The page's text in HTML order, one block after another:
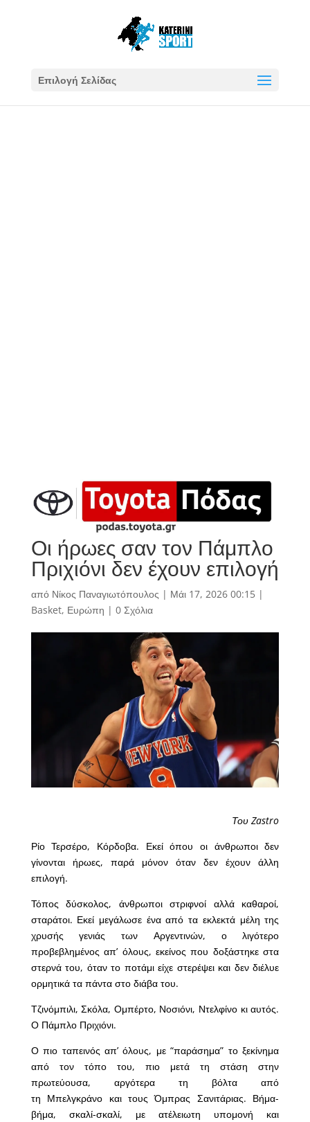
Επιλογή Σελίδας
Οι ήρωες σαν τον Πάμπλο
Πριχιόνι δεν έχουν επιλογή
από Νίκος Παναγιωτόπουλος | Μάι 17, 2026 00:15|
Basket, Ευρώπη | 0 Σχόλια
Του Zastro
Ρίο Τερσέρο, Κόρδοβα. Εκεί όπου οι άνθρωποι δεν
γίνονται ήρωες, παρά μόνον όταν δεν έχουν άλλη
επιλογή.
Τόπος δύσκολος, άνθρωποι στριφνοί αλλά καθαροί,
σταράτοι. Εκεί μεγάλωσε ένα από τα εκλεκτά μέλη της
χρυσής γενιάς των Αργεντινών, ο λιγότερο
προβεβλημένος απ’ όλους, εκείνος που δοξάστηκε στα
στερνά του, όταν το ποτάμι είχε στερέψει και δεν διέλυε
ορμητικά τα πάντα στο διάβα του.
Τζινόμπιλι, Σκόλα, Ομπέρτο, Νοσιόνι, Ντελφίνο κι αυτός.
Ο Πάμπλο Πριχιόνι.
Ο πιο ταπεινός απ’ όλους, με “παράσημα” το ξεκίνημα
από τον τόπο του, πιο μετά τη στάση στην
πρωτεύουσα, αργότερα τη βόλτα από
τη Μπελγκράνο και τους Όμπρας Σανιτάριας. Βήμα-
βήμα, σκαλί-σκαλί, με ατέλειωτη υπομονή και